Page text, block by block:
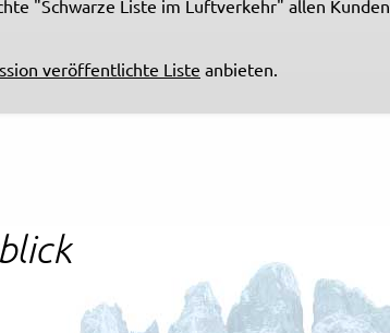
"Schwarze Liste im Luftverkehr" allen Kunden
veröffentlichte Liste anbieten.